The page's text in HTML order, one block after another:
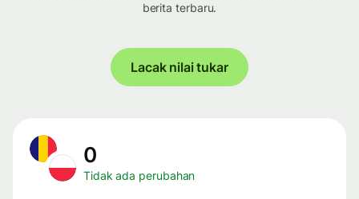
berita terbaru.
Lacak nilai tukar
0
Tidak ada perubahan